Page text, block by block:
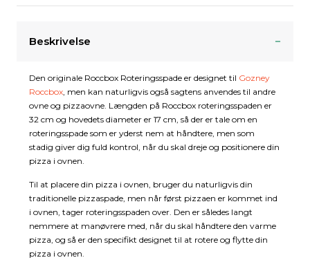
Beskrivelse
Den originale Roccbox Roteringsspade er designet til Gozney
Roccbox, men kan naturligvis også sagtens anvendes til andre
ovne og pizzaovne. Længden på Roccbox roteringsspaden er
32 cm og hovedets diameter er 17 cm, så der er tale om en
roteringsspade som er yderst nem at håndtere, men som
stadig giver dig fuld kontrol, når du skal dreje og positionere din
pizza i ovnen.
Til at placere din pizza i ovnen, bruger du naturligvis din
traditionelle pizzaspade, men når først pizzaen er kommet ind
i ovnen, tager roteringsspaden over. Den er således langt
nemmere at manøvrere med, når du skal håndtere den varme
pizza, og så er den specifikt designet til at rotere og flytte din
pizza i ovnen.